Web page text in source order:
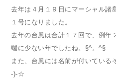
去年は４月１９日にマーシャル諸
１号になりました。
去年の台風は合計１７回で、例年
端に少ない年でしたね。§^。^§
また、台風には名前が付いている
-)-☆